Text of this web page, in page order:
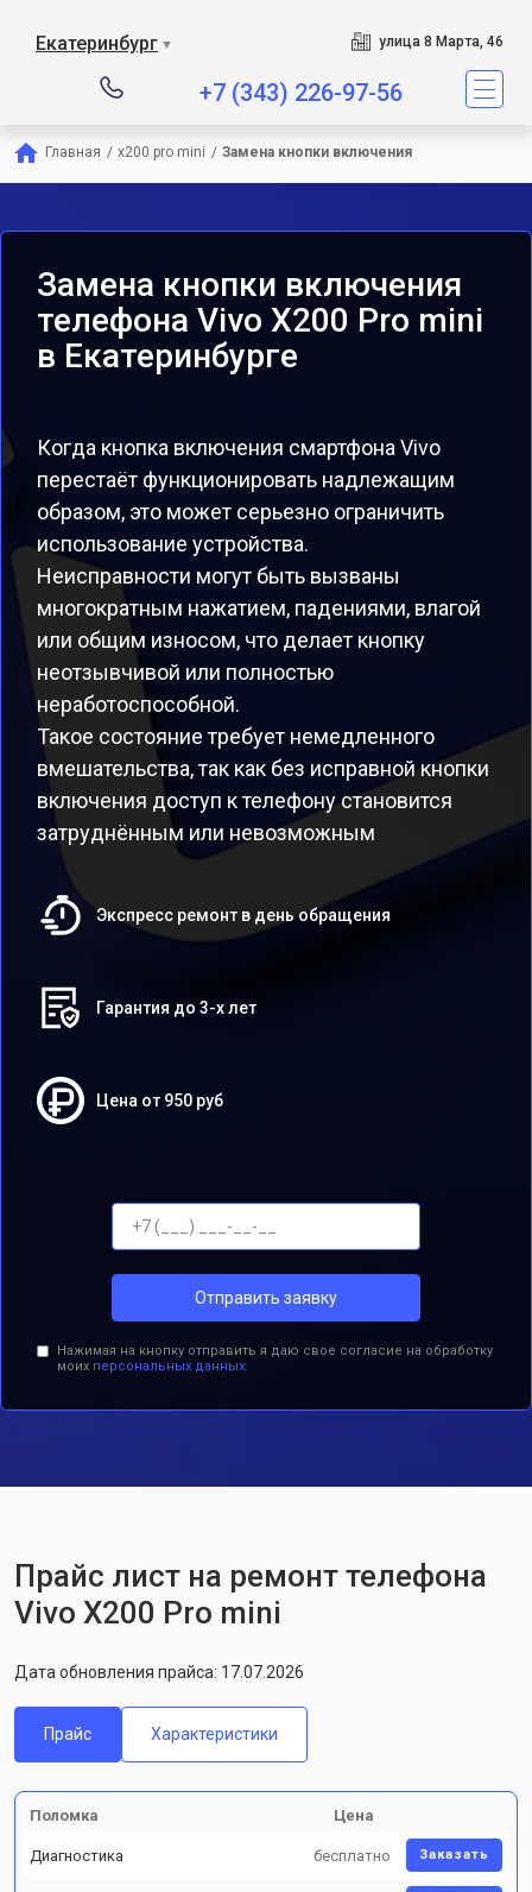
Екатеринбург ▼ улица 8 Марта, 46
+7 (343) 226-97-56
Главная / x200 pro mini / Замена кнопки включения
Замена кнопки включения
телефона Vivo X200 Pro mini
в Екатеринбурге
Когда кнопка включения смартфона Vivo
перестаёт функционировать надлежащим
образом, это может серьезно ограничить
использование устройства.
Неисправности могут быть вызваны
многократным нажатием, падениями, влагой
или общим износом, что делает кнопку
неотзывчивой или полностью
неработоспособной.
Такое состояние требует немедленного
вмешательства, так как без исправной кнопки
включения доступ к телефону становится
затруднённым или невозможным
Экспресс ремонт в день обращения
Гарантия до 3-х лет
Цена от 950 руб
Отправить заявку
Нажимая на кнопку отправить я даю свое согласие на обработку
моих персональных данных.
Прайс лист на ремонт телефона
Vivo X200 Pro mini
Дата обновления прайса: 17.07.2026
Прайс Характеристики
Поломка Цена
Диагностика бесплатно Заказать